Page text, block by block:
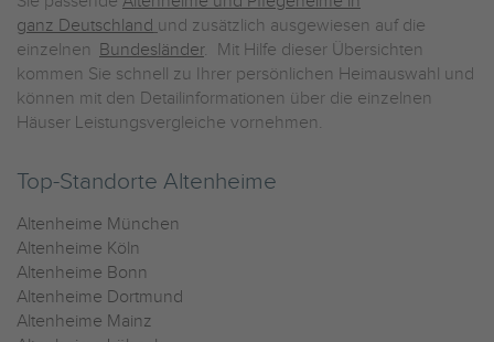
ganz Deutschland und zusätzlich ausgewiesen auf die
einzelnen Bundesländer. Mit Hilfe dieser Übersichten
kommen Sie schnell zu Ihrer persönlichen Heimauswahl und
können mit den Detailinformationen über die einzelnen
Häuser Leistungsvergleiche vornehmen.
Top-Standorte Altenheime
Altenheime München
Altenheime Köln
Altenheime Bonn
Altenheime Dortmund
Altenheime Mainz